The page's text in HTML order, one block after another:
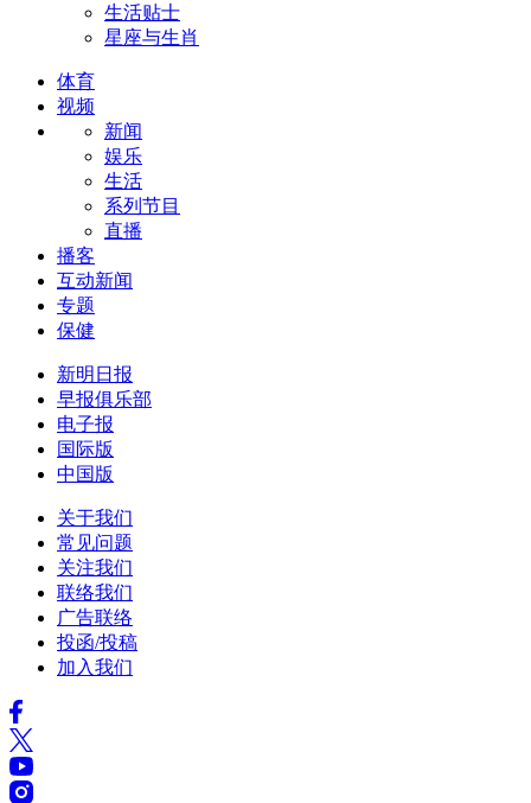
生活贴士
星座与生肖
体育
视频
新闻
娱乐
生活
系列节目
直播
播客
互动新闻
专题
保健
新明日报
早报俱乐部
电子报
国际版
中国版
关于我们
常见问题
关注我们
联络我们
广告联络
投函/投稿
加入我们